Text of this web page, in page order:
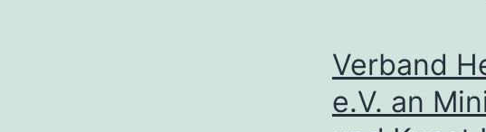
Verband
e.V. an